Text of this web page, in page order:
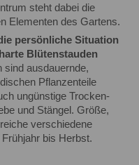
steht dabei die
Elementen des Gartens.
persönliche Situation
Blütenstauden
sind ausdauernde,
Pflanzenteile
ungünstige Trocken-
und Stängel. Größe,
verschiedene
bis Herbst.